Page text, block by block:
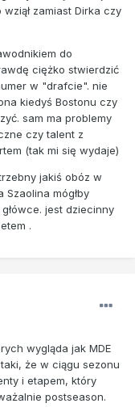
zamiast Dirka czy
do
ciężko stwierdzić
w "drafcie". nie
kiedyś Bostonu czy
sam ma problemy
czy talent z
(tak mi się wydaje)
jakiś obóz w
Szaolina mógłby
jest dziecinny
.
wygląda jak MDE
że w ciągu sezonu
i etapem, który
postseason.